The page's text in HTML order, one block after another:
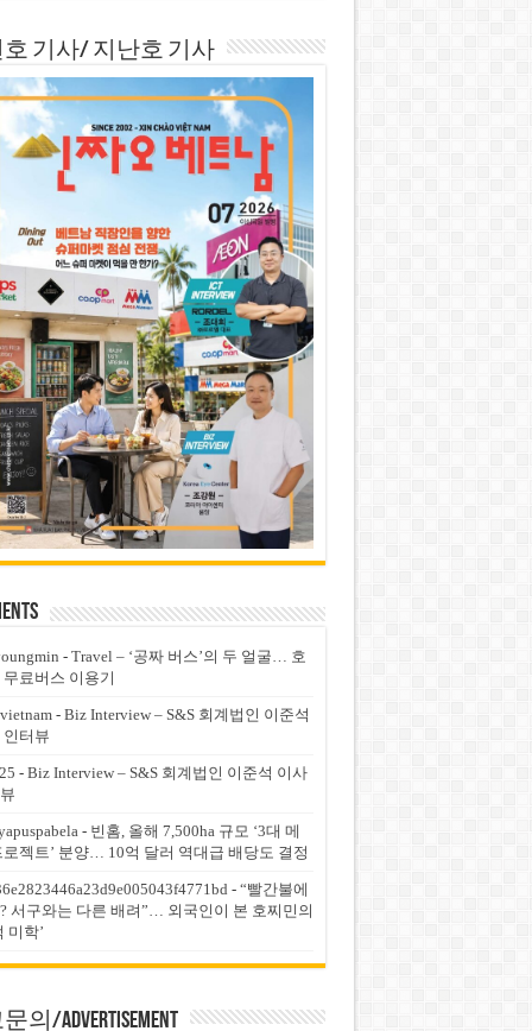
기사/ 지난호 기사
- Travel – ‘공짜 버스’의 두 얼굴… 호
료버스 이용기
- Biz Interview – S&S 회계법인 이준석
터뷰
- Biz Interview – S&S 회계법인 이준석 이사
- 빈홈, 올해 7,500ha 규모 ‘3대 메
로젝트’ 분양… 10억 달러 역대급 배당도 결정
- “빨간불에
서구와는 다른 배려”… 외국인이 본 호찌민의
미학’
의/Advertisement